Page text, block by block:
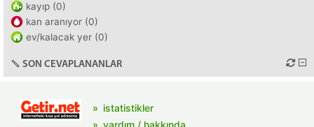
kayıp (0)
kan aranıyor (0)
ev/kalacak yer (0)
SON CEVAPLANANLAR
istatistikler
yardım / hakkında